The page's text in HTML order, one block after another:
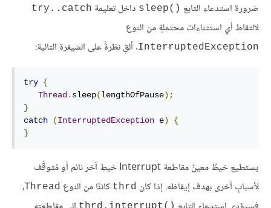
ضرورة استدعاء التابع sleep()‎ داخل تعليمة try..catch
لالتقاط أي استثناءات محتملةٍ من النوع
InterruptedException. ألقِ نظرةً على الشيفرة التالية:
try {
Thread. sleep(lengthOfPause);
}
catch
(InterruptedException e)
{
}
يستطيع خيطٌ معينٌ مقاطعة Interrupt خيطٍ آخر نائم أو مُتوقِّف
لأسبابٍ أخرى بهدف إيقاظه. إذا كان thrd كائنًا من النوع Thread،